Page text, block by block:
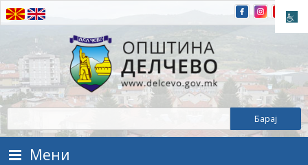
Прескокнете на содржината
Општина Делчево
Општина Делчево
Мени